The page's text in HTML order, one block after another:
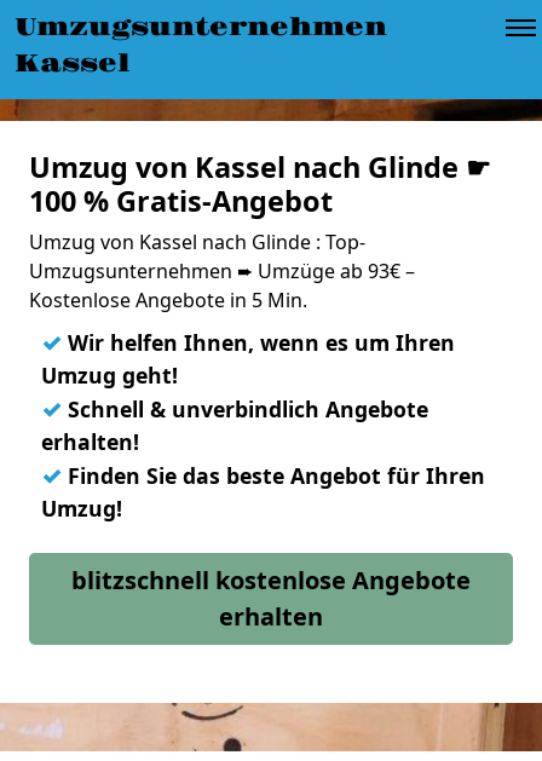
Umzugsunternehmen
Kassel
Umzug von Kassel nach Glinde ☛
100 % Gratis-Angebot
Umzug von Kassel nach Glinde : Top-
Umzugsunternehmen ➨ Umzüge ab 93€ –
Kostenlose Angebote in 5 Min.
✓ Wir helfen Ihnen, wenn es um Ihren
Umzug geht!
✓ Schnell & unverbindlich Angebote
erhalten!
✓ Finden Sie das beste Angebot für Ihren
Umzug!
blitzschnell kostenlose Angebote
erhalten